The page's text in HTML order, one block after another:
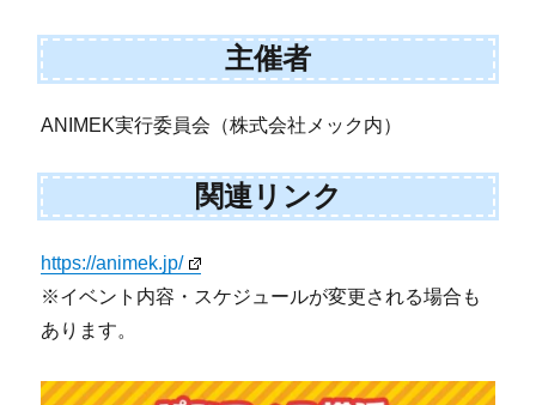
主催者
ANIMEK実行委員会（株式会社メック内）
関連リンク
https://animek.jp/
※イベント内容・スケジュールが変更される場合も
あります。